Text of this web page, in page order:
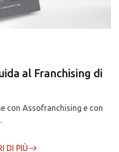
al Franchising di
con Assofranchising e con
DI PIÙ